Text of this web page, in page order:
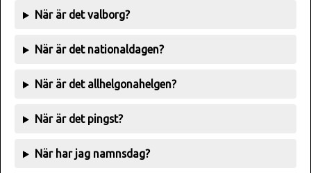
När är det valborg?
När är det nationaldagen?
När är det allhelgonahelgen?
När är det pingst?
När har jag namnsdag?